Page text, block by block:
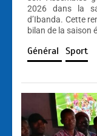
2026 dans la
d’Ibanda. Cette
bilan de la saison
Général Sport